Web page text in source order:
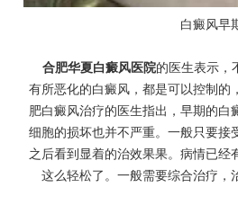
白癜风早
合肥华夏白癜风医院的医生表示，
有所恶化的白癜风，都是可以控制的
肥白癜风治疗的医生指出，早期的
细胞的损坏也并不严重。一般只要接
之后看到显着的治效果果。病情已经
这么轻松了。一般需要综合治疗，